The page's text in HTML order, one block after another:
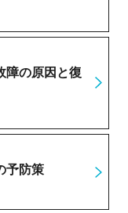
障の原因と復
予防策